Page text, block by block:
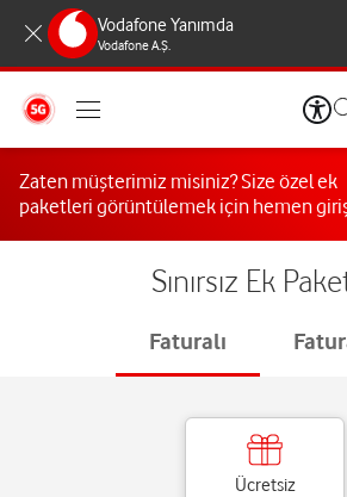
Vodafone Yanımda
Vodafone A.Ş.
Zaten müşterimiz misiniz? Size özel ek
paketleri görüntülemek için hemen
Sınırsız Ek
Faturalı
Ücretsiz